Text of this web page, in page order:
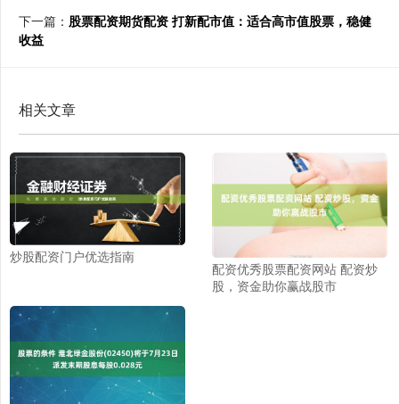
下一篇： 股票配资期货配资 打新配市值：适合高市值股票，稳健
收益
相关文章
炒股配资门户优选指南
配资优秀股票配资网站 配资炒
股，资金助你赢战股市